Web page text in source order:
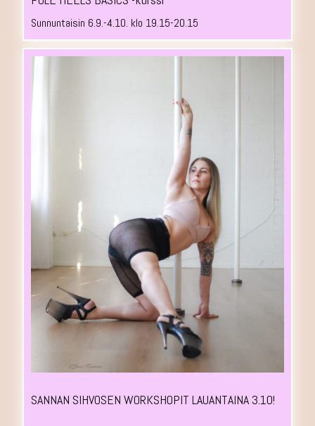
Sunnuntaisin 6.9.-4.10. klo 19.15-20.15
SANNAN SIHVOSEN WORKSHOPIT LAUANTAINA 3.10!